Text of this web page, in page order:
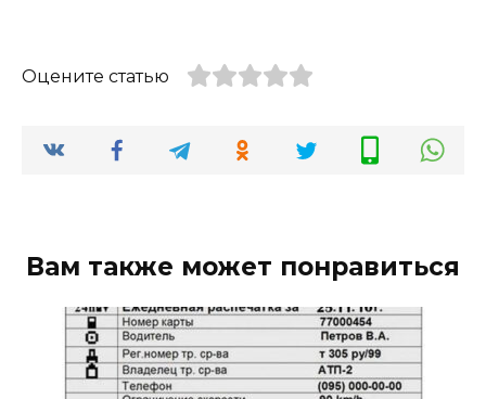
Оцените статью
Вам также может понравиться